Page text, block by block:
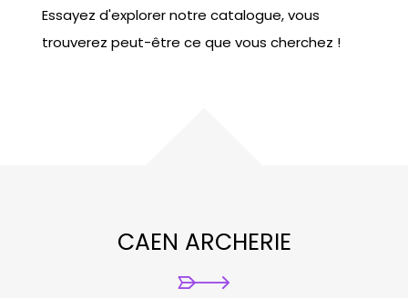
Essayez d'explorer notre catalogue, vous
trouverez peut-être ce que vous cherchez !
CAEN ARCHERIE